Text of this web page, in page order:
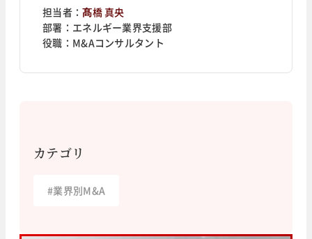
担当者：髙橋 真央
部署： エネルギー業界支援部
役職： M&Aコンサルタント
カテゴリ
#業界別M&A